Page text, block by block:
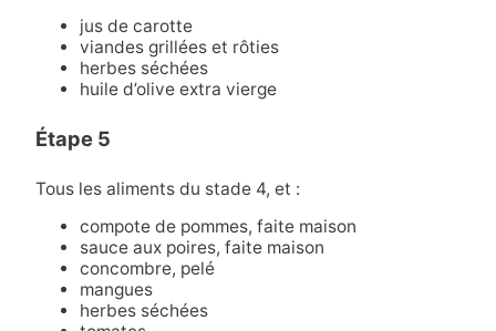
jus de carotte
viandes grillées et rôties
herbes séchées
huile d’olive extra vierge
Étape 5
Tous les aliments du stade 4, et :
compote de pommes, faite maison
sauce aux poires, faite maison
concombre, pelé
mangues
herbes séchées